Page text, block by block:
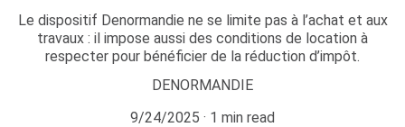
Le dispositif Denormandie ne se limite pas à l’achat et aux
travaux : il impose aussi des conditions de location à
respecter pour bénéficier de la réduction d’impôt.
DENORMANDIE
9/24/2025
1 min read